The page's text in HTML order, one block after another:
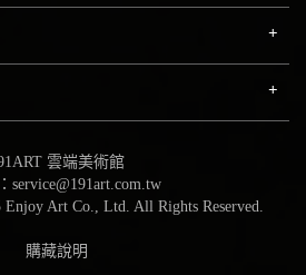
雲端美術館
service@191art.com.tw
Art Co., Ltd. All Rights Reserved.
購藏說明